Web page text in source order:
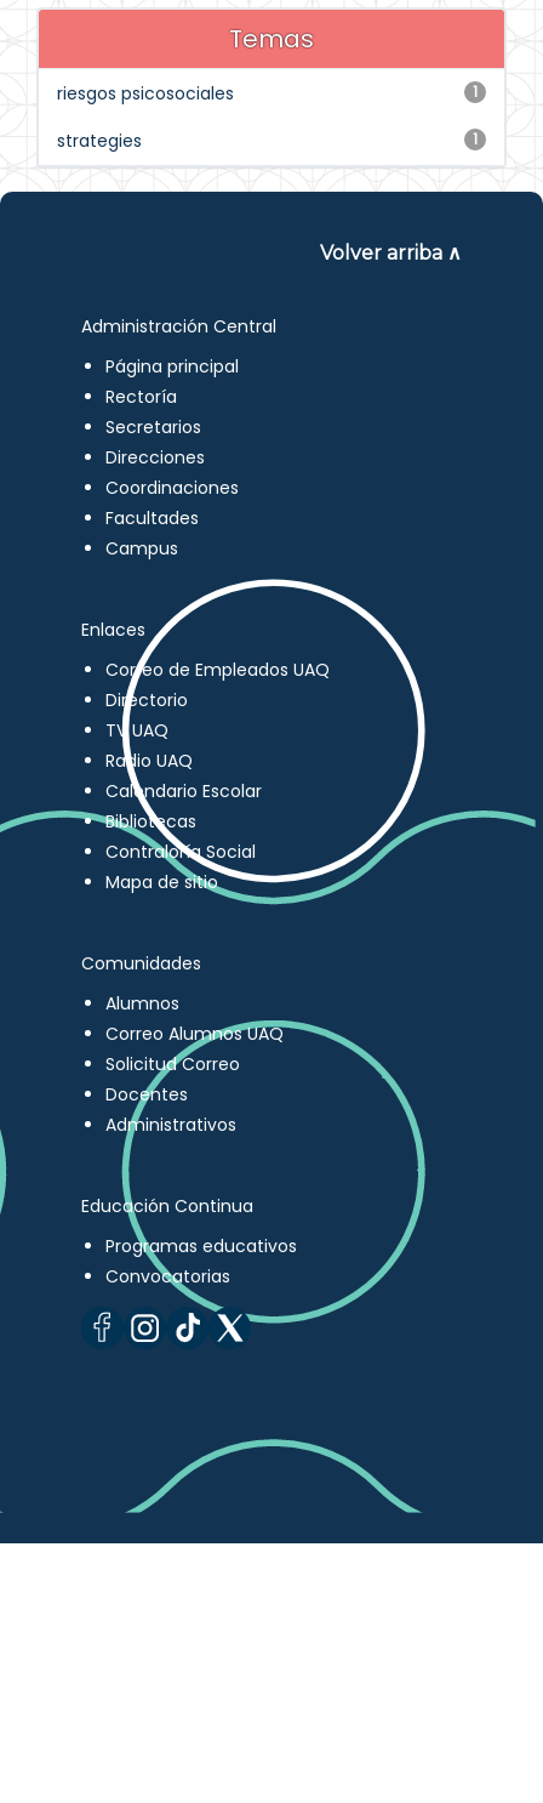
Temas
1
riesgos psicosociales
1
strategies
Volver arriba ∧
Administración Central
Página principal
Rectoría
Secretarios
Direcciones
Coordinaciones
Facultades
Campus
Enlaces
Correo de Empleados UAQ
Directorio
TV UAQ
Radio UAQ
Calendario Escolar
Bibliotecas
Contraloría Social
Mapa de sitio
Comunidades
Alumnos
Correo Alumnos UAQ
Solicitud Correo
Docentes
Administrativos
Educación Continua
Programas educativos
Convocatorias